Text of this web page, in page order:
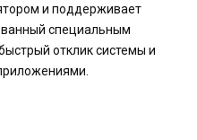
и поддерживает
специальным
отклик системы и